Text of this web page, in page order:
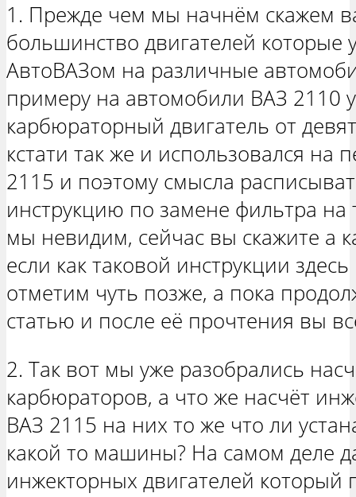
1. Прежде чем мы начнём скажем
большинство двигателей которые
АвтоВАЗом на различные
примеру на автомобили ВАЗ 2110
карбюраторный двигатель от
кстати так же и использовался на
2115 и поэтому смысла
инструкцию по замене фильтра на
мы невидим, сейчас вы скажите а
если как таковой инструкции
отметим чуть позже, а пока
статью и после её прочтения вы
2. Так вот мы уже разобрались
карбюраторов, а что же насчёт
ВАЗ 2115 на них то же что ли
какой то машины? На самом деле
инжекторных двигателей который